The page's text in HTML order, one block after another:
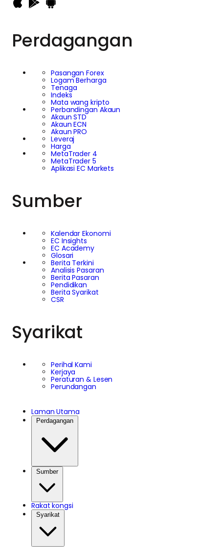
Perdagangan
Pasangan Forex
Logam Berharga
Tenaga
Indeks
Mata wang kripto
Perbandingan Akaun
Akaun STD
Akaun ECN
Akaun PRO
Leveraj
Harga
MetaTrader 4
MetaTrader 5
Aplikasi EC Markets
Sumber
Kalendar Ekonomi
EC Insights
EC Academy
Glosari
Berita Terkini
Analisis Pasaran
Berita Pasaran
Pendidikan
Berita Syarikat
CSR
Syarikat
Perihal Kami
Kerjaya
Peraturan & Lesen
Perundangan
Laman Utama
Perdagangan
Sumber
Rakat kongsi
Syarikat